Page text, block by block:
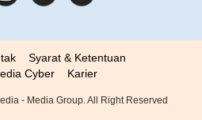
Syarat & Ketentuan
Cyber
Karier
- Media Group. All Right Reserved